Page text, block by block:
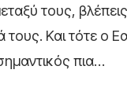
τους, βλέπεις
τους. Και τότε ο
πια…